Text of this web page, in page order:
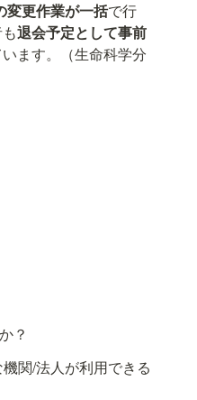
変更作業が一括で行
退会予定として事前
ます。（生命科学分
？
関/法人が利用できる